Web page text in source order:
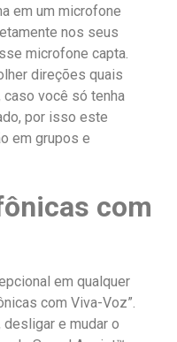
em um microfone
nos seus
microfone capta.
direções quais
você só tenha
por isso este
em grupos e
com
em qualquer
com Viva-Voz”.
e mudar o